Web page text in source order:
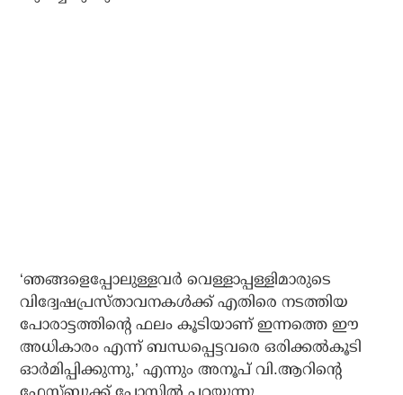
‘ഞങ്ങളെപ്പോലുള്ളവര്‍ വെള്ളാപ്പള്ളിമാരുടെ
വിദ്വേഷപ്രസ്താവനകള്‍ക്ക് എതിരെ നടത്തിയ
പോരാട്ടത്തിന്റെ ഫലം കൂടിയാണ് ഇന്നത്തെ ഈ
അധികാരം എന്ന് ബന്ധപ്പെട്ടവരെ ഒരിക്കല്‍കൂടി
ഓര്‍മിപ്പിക്കുന്നു,’ എന്നും അനൂപ് വി.ആറിന്റെ